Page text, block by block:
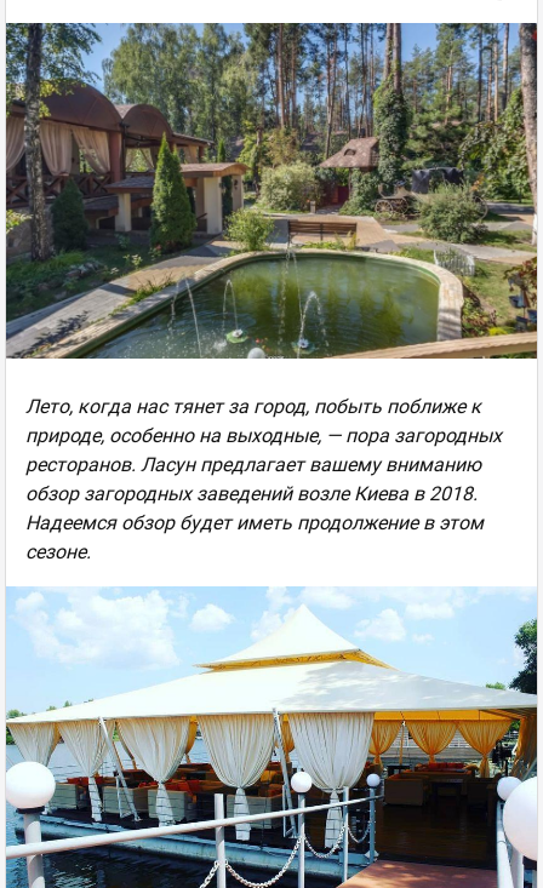
Лето, когда нас тянет за город, побыть поближе к
природе, особенно на выходные, — пора загородных
ресторанов. Ласун предлагает вашему вниманию
обзор загородных заведений возле Киева в 2018.
Надеемся обзор будет иметь продолжение в этом
сезоне.